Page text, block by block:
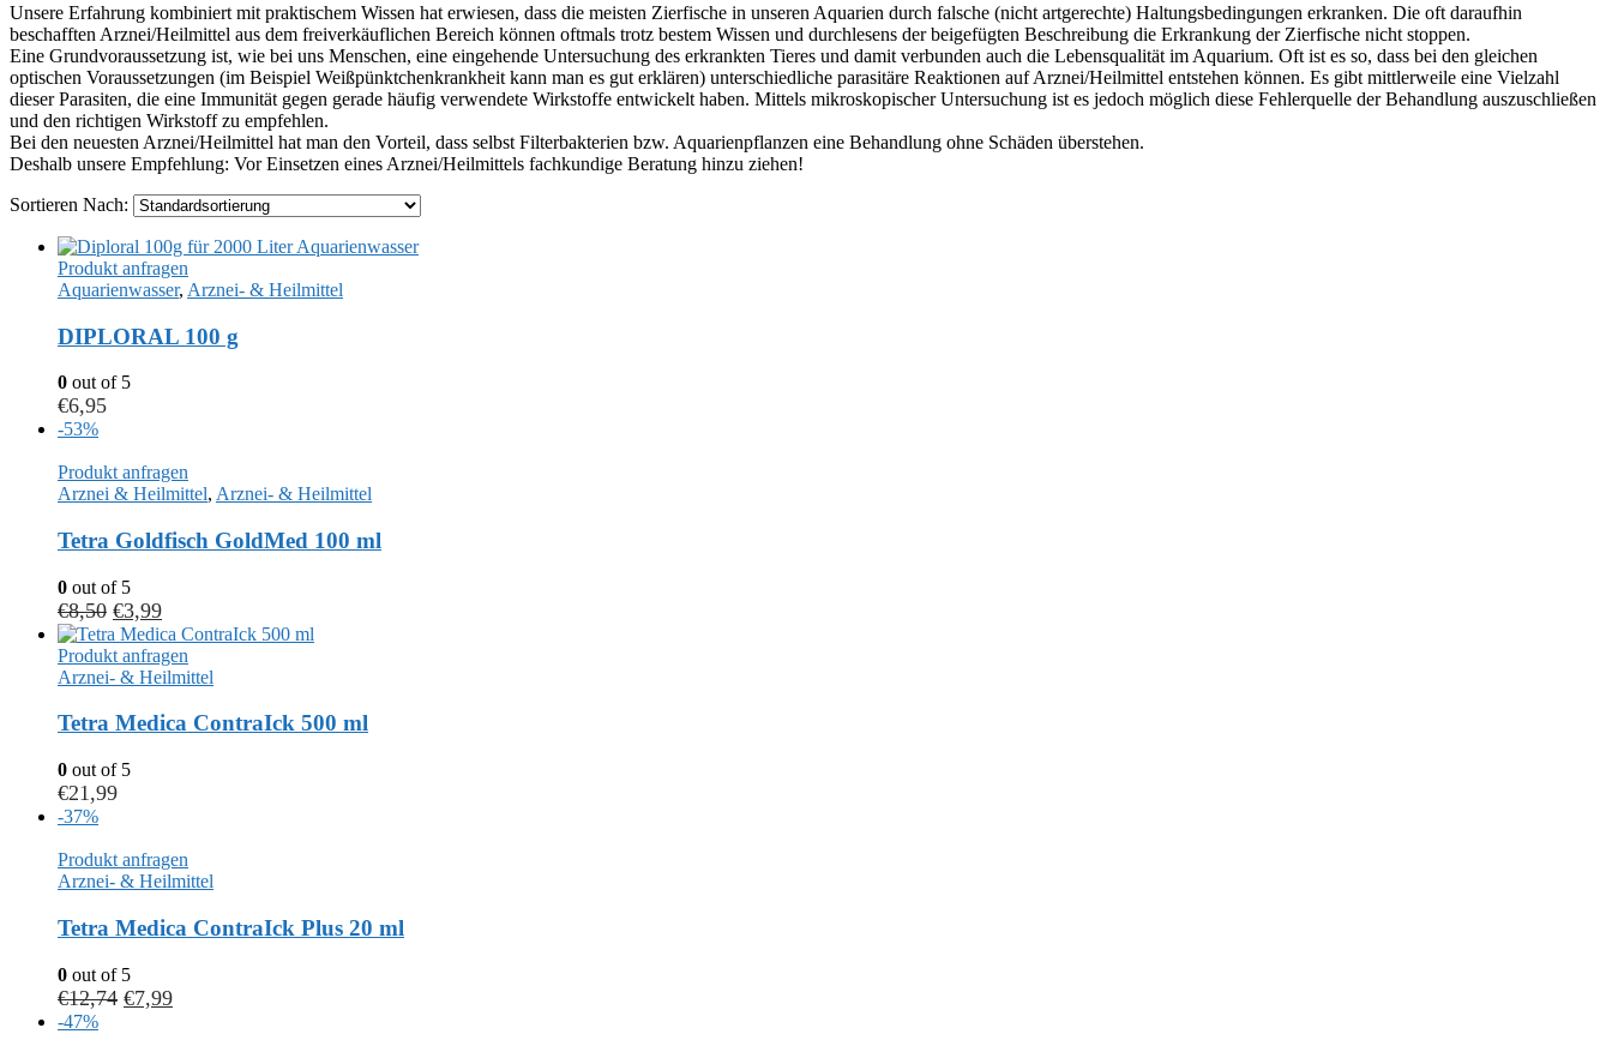
Unsere Erfahrung kombiniert mit praktischem Wissen hat erwiesen, dass die meisten Zierfische in unseren Aquarien durch falsche (nicht artgerechte) Haltungsbedingungen erkranken. Die oft daraufhin
beschafften Arznei/Heilmittel aus dem freiverkäuflichen Bereich können oftmals trotz bestem Wissen und durchlesens der beigefügten Beschreibung die Erkrankung der Zierfische nicht stoppen.
Eine Grundvoraussetzung ist, wie bei uns Menschen, eine eingehende Untersuchung des erkrankten Tieres und damit verbunden auch die Lebensqualität im Aquarium. Oft ist es so, dass bei den gleichen
optischen Voraussetzungen (im Beispiel Weißpünktchenkrankheit kann man es gut erklären) unterschiedliche parasitäre Reaktionen auf Arznei/Heilmittel entstehen können. Es gibt mittlerweile eine Vielzahl
dieser Parasiten, die eine Immunität gegen gerade häufig verwendete Wirkstoffe entwickelt haben. Mittels mikroskopischer Untersuchung ist es jedoch möglich diese Fehlerquelle der Behandlung auszuschließen
und den richtigen Wirkstoff zu empfehlen.
Bei den neuesten Arznei/Heilmittel hat man den Vorteil, dass selbst Filterbakterien bzw. Aquarienpflanzen eine Behandlung ohne Schäden überstehen.
Deshalb unsere Empfehlung: Vor Einsetzen eines Arznei/Heilmittels fachkundige Beratung hinzu ziehen!
Sortieren Nach:
Produkt anfragen
Aquarienwasser, Arznei- & Heilmittel
DIPLORAL 100 g
0 out of 5
€6,95
-53%
Produkt anfragen
Arznei & Heilmittel, Arznei- & Heilmittel
Tetra Goldfisch GoldMed 100 ml
0 out of 5
€8,50 €3,99
Produkt anfragen
Arznei- & Heilmittel
Tetra Medica ContraIck 500 ml
0 out of 5
€21,99
-37%
Produkt anfragen
Arznei- & Heilmittel
Tetra Medica ContraIck Plus 20 ml
0 out of 5
€12,74 €7,99
-47%